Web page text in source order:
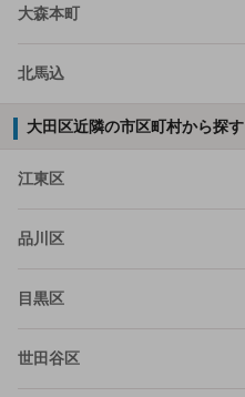
大森本町
北馬込
大田区近隣の市区町村から探す
江東区
品川区
目黒区
世田谷区